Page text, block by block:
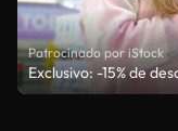
Patrocinado por iStock
Exclusivo: -15% de